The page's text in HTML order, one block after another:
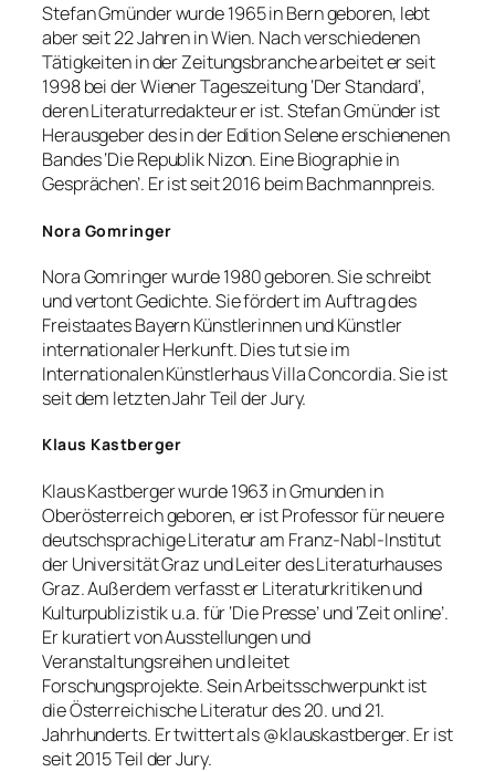
Stefan Gmünder wurde 1965 in Bern geboren, lebt
aber seit 22 Jahren in Wien. Nach verschiedenen
Tätigkeiten in der Zeitungsbranche arbeitet er seit
1998 bei der Wiener Tageszeitung ‘Der Standard’,
deren Literaturredakteur er ist. Stefan Gmünder ist
Herausgeber des in der Edition Selene erschienenen
Bandes ‘Die Republik Nizon. Eine Biographie in
Gesprächen’. Er ist seit 2016 beim Bachmannpreis.
Nora Gomringer
Nora Gomringer wurde 1980 geboren. Sie schreibt
und vertont Gedichte. Sie fördert im Auftrag des
Freistaates Bayern Künstlerinnen und Künstler
internationaler Herkunft. Dies tut sie im
Internationalen Künstlerhaus Villa Concordia. Sie ist
seit dem letzten Jahr Teil der Jury.
Klaus Kastberger
Klaus Kastberger wurde 1963 in Gmunden in
Oberösterreich geboren, er ist Professor für neuere
deutschsprachige Literatur am Franz-Nabl-Institut
der Universität Graz und Leiter des Literaturhauses
Graz. Außerdem verfasst er Literaturkritiken und
Kulturpublizistik u.a. für ‘Die Presse’ und ‘Zeit online’.
Er kuratiert von Ausstellungen und
Veranstaltungsreihen und leitet
Forschungsprojekte. Sein Arbeitsschwerpunkt ist
die Österreichische Literatur des 20. und 21.
Jahrhunderts. Er twittert als @klauskastberger. Er ist
seit 2015 Teil der Jury.